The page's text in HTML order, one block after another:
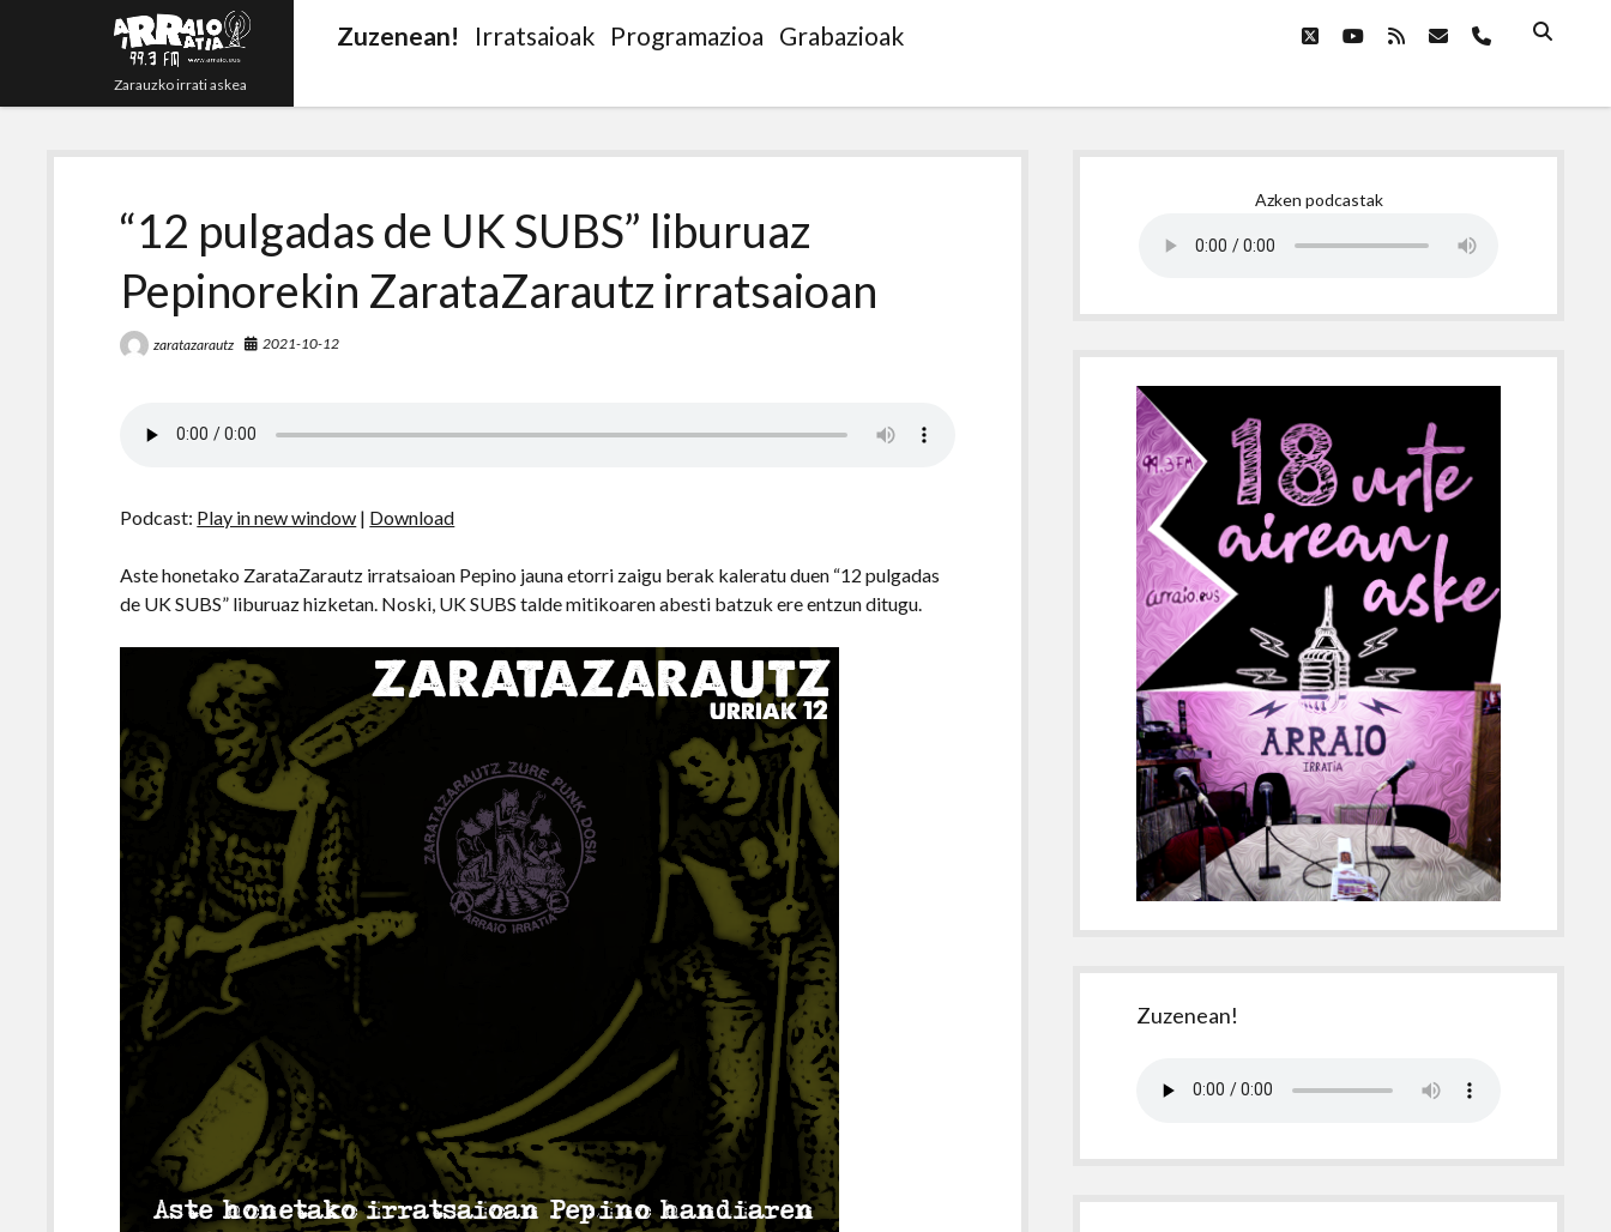
Zarauzko irrati askea
Zuzenean! Irratsaioak Programazioa Grabazioak twitteryoutube
rss emailphone
“12 pulgadas de UK SUBS” liburuaz
Pepinorekin ZarataZarautz irratsaioan
zaratazarautz 2021-10-12
Podcast: Play in new window | Download
Aste honetako ZarataZarautz irratsaioan Pepino jauna etorri zaigu berak kaleratu duen “12 pulgadas
de UK SUBS” liburuaz hizketan. Noski, UK SUBS talde mitikoaren abesti batzuk ere entzun ditugu.
Azken podcastak
Zuzenean!